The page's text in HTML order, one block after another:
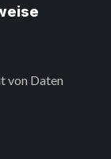
von Daten